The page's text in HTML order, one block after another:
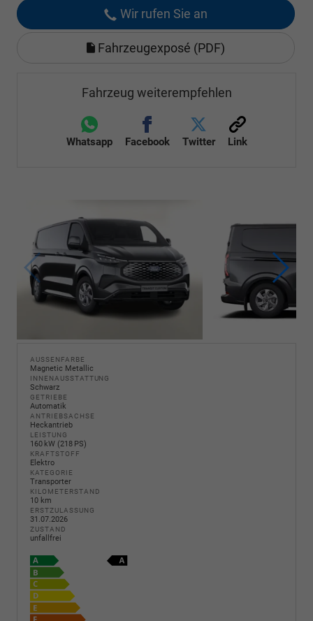
Wir rufen Sie an
Fahrzeugexposé (PDF)
Fahrzeug weiterempfehlen
Whatsapp Facebook Twitter Link
AUSSENFARBE
Magnetic Metallic
INNENAUSSTATTUNG
Schwarz
GETRIEBE
Automatik
ANTRIEBSACHSE
Heckantrieb
LEISTUNG
160 kW (218 PS)
KRAFTSTOFF
Elektro
KATEGORIE
Transporter
KILOMETERSTAND
10 km
ERSTZULASSUNG
31.07.2026
ZUSTAND
unfallfrei